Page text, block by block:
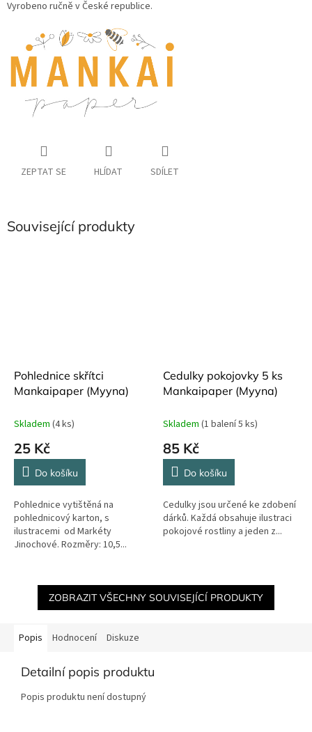
Vyrobeno ručně v České republice.
ZEPTAT SE HLÍDAT SDÍLET
Související produkty
Pohlednice skřítci
Mankaipaper (Myyna)
Skladem (4 ks)
25 Kč
Do košíku
Pohlednice vytištěná na
pohlednicový karton, s
ilustracemi od Markéty
Jinochové. Rozměry: 10,5...
Cedulky pokojovky 5 ks
Mankaipaper (Myyna)
Skladem (1 balení 5 ks)
85 Kč
Do košíku
Cedulky jsou určené ke zdobení
dárků. Každá obsahuje ilustraci
pokojové rostliny a jeden z...
ZOBRAZIT VŠECHNY SOUVISEJÍCÍ PRODUKTY
Popis Hodnocení Diskuze
Detailní popis produktu
Popis produktu není dostupný